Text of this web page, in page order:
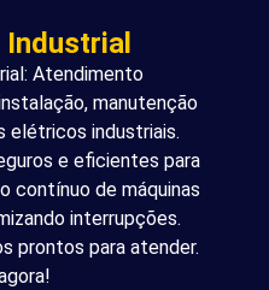
Atendimento
manutenção
elétricos industriais.
e eficientes para
contínuo de máquinas
interrupções.
prontos para atender.